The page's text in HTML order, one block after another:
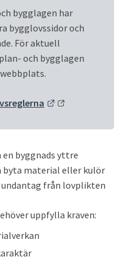
bygglagen har
bygglovssidor och
För aktuell
och bygglagen
Länk till annan
byggnads yttre
byta material eller kulör
undantag från lovplikten
uppfylla kraven: